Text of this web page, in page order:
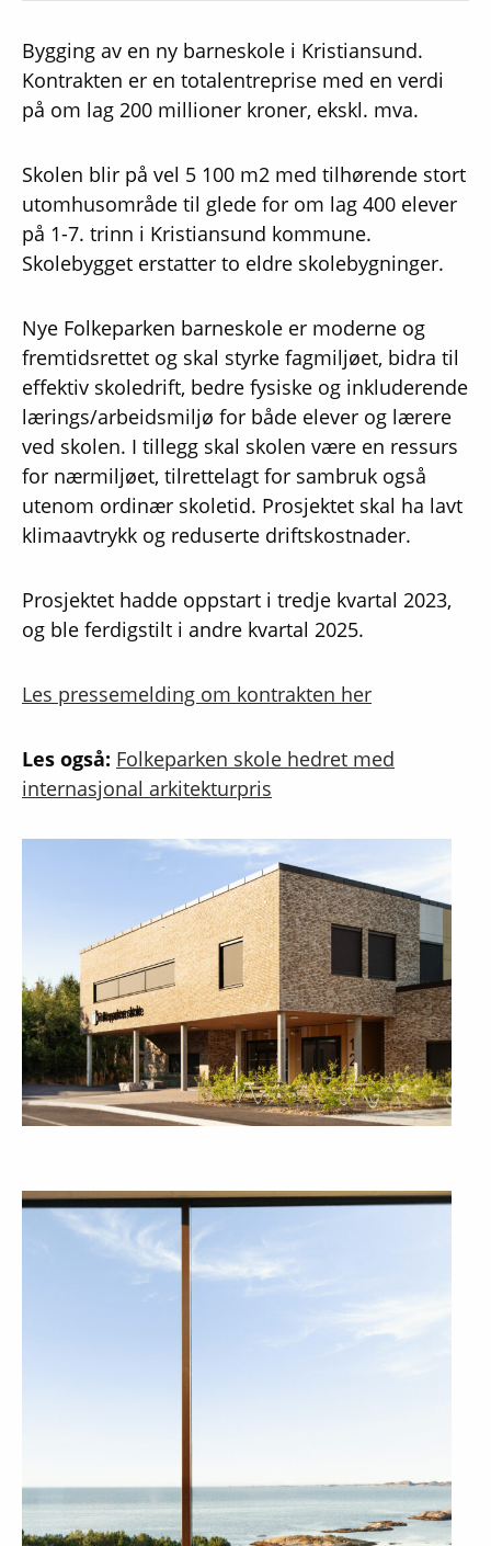
Bygging av en ny barneskole i Kristiansund.
Kontrakten er en totalentreprise med en verdi
på om lag 200 millioner kroner, ekskl. mva.
Skolen blir på vel 5 100 m2 med tilhørende stort
utomhusområde til glede for om lag 400 elever
på 1-7. trinn i Kristiansund kommune.
Skolebygget erstatter to eldre skolebygninger.
Nye Folkeparken barneskole er moderne og
fremtidsrettet og skal styrke fagmiljøet, bidra til
effektiv skoledrift, bedre fysiske og inkluderende
lærings/arbeidsmiljø for både elever og lærere
ved skolen. I tillegg skal skolen være en ressurs
for nærmiljøet, tilrettelagt for sambruk også
utenom ordinær skoletid. Prosjektet skal ha lavt
klimaavtrykk og reduserte driftskostnader.
Prosjektet hadde oppstart i tredje kvartal 2023,
og ble ferdigstilt i andre kvartal 2025.
Les pressemelding om kontrakten her
Les også: Folkeparken skole hedret med
internasjonal arkitekturpris